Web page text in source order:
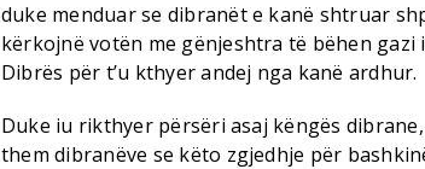
duke menduar se dibranët e kanë shtruar
kërkojnë votën me gënjeshtra të bëhen
Dibrës për t’u kthyer andej nga kanë ardhur.
Duke iu rikthyer përsëri asaj këngës
them dibranëve se këto zgjedhje për